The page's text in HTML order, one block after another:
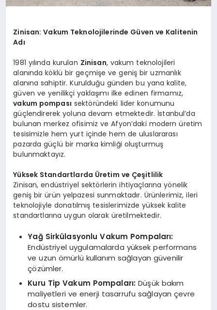
Zinisan: Vakum Teknolojilerinde Güven ve Kalitenin
Adı
1981 yılında kurulan Zinisan, vakum teknolojileri
alanında köklü bir geçmişe ve geniş bir uzmanlık
alanına sahiptir. Kurulduğu günden bu yana kalite,
güven ve yenilikçi yaklaşımı ilke edinen firmamız,
vakum pompası sektöründeki lider konumunu
güçlendirerek yoluna devam etmektedir. İstanbul’da
bulunan merkez ofisimiz ve Afyon’daki modern üretim
tesisimizle hem yurt içinde hem de uluslararası
pazarda güçlü bir marka kimliği oluşturmuş
bulunmaktayız.
Yüksek Standartlarda Üretim ve Çeşitlilik
Zinisan, endüstriyel sektörlerin ihtiyaçlarına yönelik
geniş bir ürün yelpazesi sunmaktadır. Ürünlerimiz, ileri
teknolojiyle donatılmış tesislerimizde yüksek kalite
standartlarına uygun olarak üretilmektedir.
Yağ Sirkülasyonlu Vakum Pompaları:
Endüstriyel uygulamalarda yüksek performans
ve uzun ömürlü kullanım sağlayan güvenilir
çözümler.
Kuru Tip Vakum Pompaları: Düşük bakım
maliyetleri ve enerji tasarrufu sağlayan çevre
dostu sistemler.